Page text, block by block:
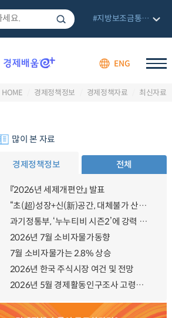
ENG
#지방보조금통합관리망
HOME 경제정책정보 경제정책자료 최신자료
많이 본 자료
경제정책정보 전체
『2026년 세제개편안』 발표
“초(超)성장+신(新)공간, 대체불가 산업강국”
과기정통부, ‘누누티비 시즌2’에 강력 대응 의지 밝혀
2026년 7월 소비자물가동향
7월 소비자물가는 2.8% 상승
2026년 한국 주식시장 여건 및 전망
2026년 5월 경제활동인구조사 고령층 부가조사 결과